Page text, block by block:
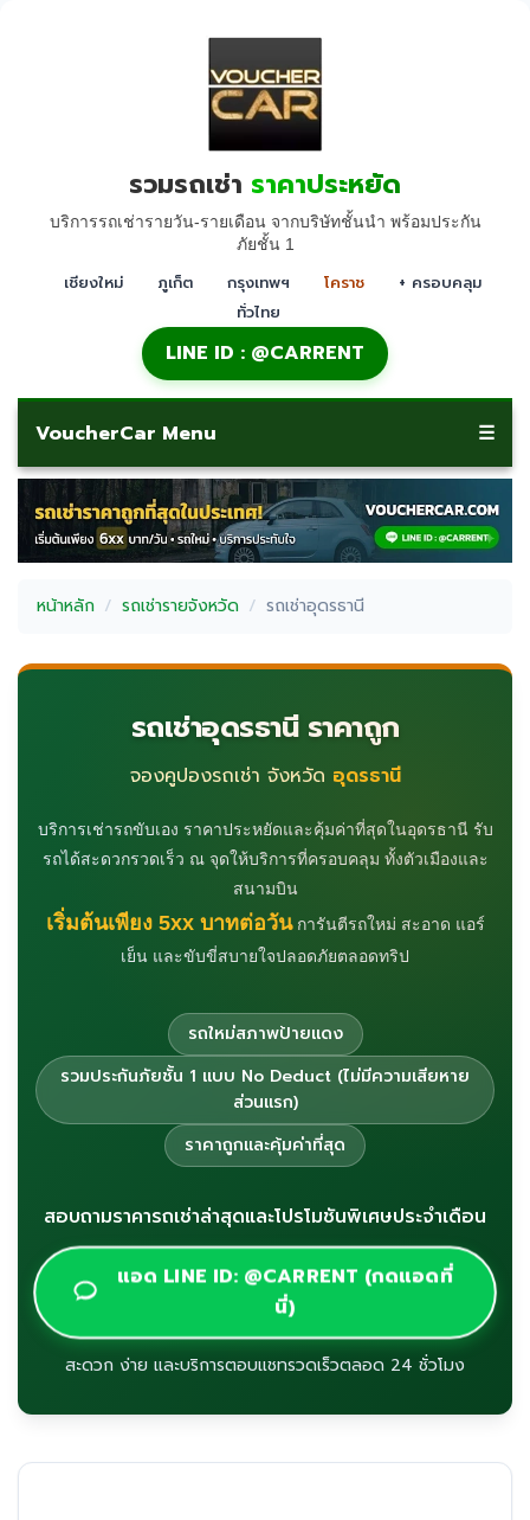
รวมรถเช่า ราคาประหยัด
บริการรถเช่ารายวัน-รายเดือน จากบริษัทชั้นนำ พร้อมประกัน
ภัยชั้น 1
เชียงใหม่ ภูเก็ต กรุงเทพฯ โคราช
+ ครอบคลุม
ทั่วไทย
LINE ID : @CARRENT
VoucherCar Menu ☰
หน้าหลัก รถเช่ารายจังหวัด รถเช่าอุดรธานี
รถเช่าอุดรธานี ราคาถูก
จองคูปองรถเช่า จังหวัด อุดรธานี
บริการเช่ารถขับเอง ราคาประหยัดและคุ้มค่าที่สุดในอุดรธานี รับ
รถได้สะดวกรวดเร็ว ณ จุดให้บริการที่ครอบคลุม ทั้งตัวเมืองและ
สนามบิน
เริ่มต้นเพียง 5xx บาทต่อวันการันตีรถใหม่ สะอาด แอร์
เย็น และขับขี่สบายใจปลอดภัยตลอดทริป
รถใหม่สภาพป้ายแดง
รวมประกันภัยชั้น 1 แบบ No Deduct (ไม่มีความเสียหาย
ส่วนแรก)
ราคาถูกและคุ้มค่าที่สุด
สอบถามราคารถเช่าล่าสุดและโปรโมชันพิเศษประจำเดือน
แอด LINE ID: @CARRENT (กดแอดที่
นี่)
สะดวก ง่าย และบริการตอบแชทรวดเร็วตลอด 24 ชั่วโมง